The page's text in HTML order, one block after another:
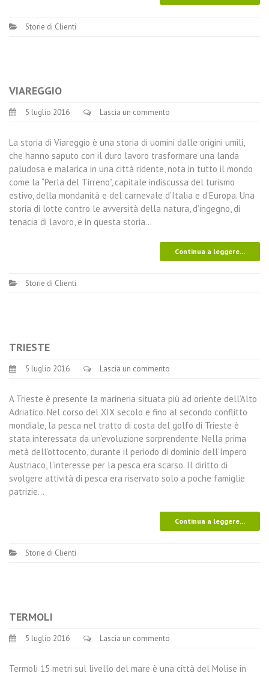
Storie di Clienti
VIAREGGIO
5 luglio 2016 Lascia un commento
La storia di Viareggio è una storia di uomini dalle origini umili,
che hanno saputo con il duro lavoro trasformare una landa
paludosa e malarica in una città ridente, nota in tutto il mondo
come la “Perla del Tirreno”, capitale indiscussa del turismo
estivo, della mondanità e del carnevale d’Italia e d’Europa. Una
storia di lotte contro le avversità della natura, d’ingegno, di
tenacia di lavoro, e in questa storia…
Continua a leggere...
Storie di Clienti
TRIESTE
5 luglio 2016 Lascia un commento
A Trieste è presente la marineria situata più ad oriente dell’Alto
Adriatico. Nel corso del XIX secolo e fino al secondo conflitto
mondiale, la pesca nel tratto di costa del golfo di Trieste è
stata interessata da un’evoluzione sorprendente. Nella prima
metà dell’ottocento, durante il periodo di dominio dell’Impero
Austriaco, l’interesse per la pesca era scarso. Il diritto di
svolgere attività di pesca era riservato solo a poche famiglie
patrizie…
Continua a leggere...
Storie di Clienti
TERMOLI
5 luglio 2016 Lascia un commento
Termoli 15 metri sul livello del mare è una città del Molise in